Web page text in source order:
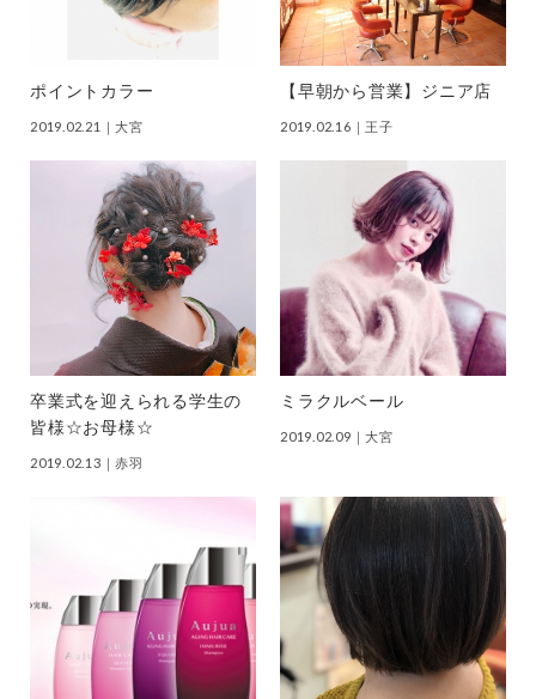
ポイントカラー
2019.02.21 ｜大宮
【早朝から営業】ジニア店
2019.02.16 ｜王子
卒業式を迎えられる学生の
皆様☆お母様☆
2019.02.13 ｜赤羽
ミラクルベール
2019.02.09 ｜大宮